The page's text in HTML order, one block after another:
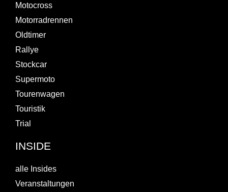
Motocross
Motorradrennen
Oldtimer
Rallye
Stockcar
Supermoto
Tourenwagen
Touristik
Trial
INSIDE
alle Insides
Veranstaltungen